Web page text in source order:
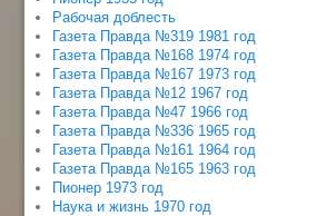
Рабочая доблесть
Газета Правда №319 1981 год
Газета Правда №168 1974 год
Газета Правда №167 1973 год
Газета Правда №12 1967 год
Газета Правда №47 1966 год
Газета Правда №336 1965 год
Газета Правда №161 1964 год
Газета Правда №165 1963 год
Пионер 1973 год
Наука и жизнь 1970 год